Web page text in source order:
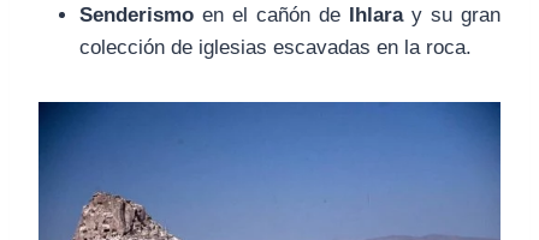
Senderismo en el cañón de Ihlaray su gran
colección de iglesias escavadas en la roca.